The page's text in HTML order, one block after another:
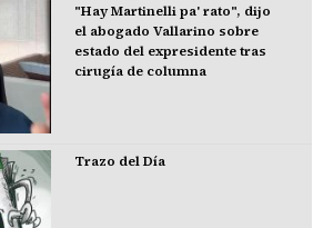
"Hay Martinelli pa' rato", dijo
el abogado Vallarino sobre
estado del expresidente tras
cirugía de columna
Trazo del Día